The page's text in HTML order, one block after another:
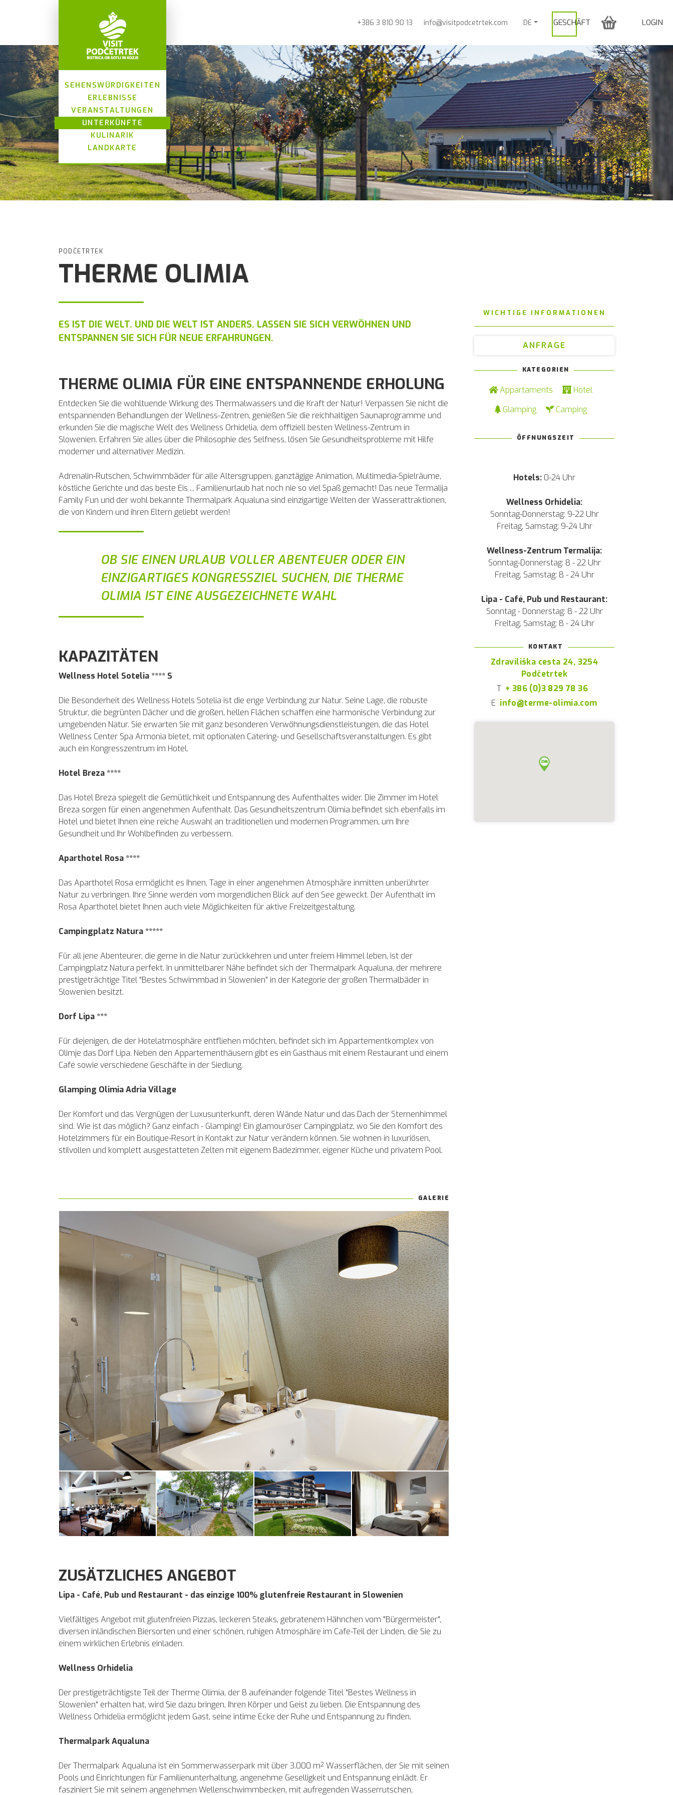
SEHENSWÜRDIGKEITEN
ERLEBNISSE
VERANSTALTUNGEN
UNTERKÜNFTE
KULINARIK
LANDKARTE
GESCHÄFT LOGIN
+386 3 810 90 13 info@visitpodcetrtek.com DE
PODČETRTEK
THERME OLIMIA
ES IST DIE WELT. UND DIE WELT IST ANDERS. LASSEN SIE SICH VERWÖHNEN UND
ENTSPANNEN SIE SICH FÜR NEUE ERFAHRUNGEN.
THERME OLIMIA FÜR EINE ENTSPANNENDE ERHOLUNG
Entdecken Sie die wohltuende Wirkung des Thermalwassers und die Kraft der Natur! Verpassen Sie nicht die
entspannenden Behandlungen der Wellness-Zentren, genießen Sie die reichhaltigen Saunaprogramme und
erkunden Sie die magische Welt des Wellness Orhidelia, dem offiziell besten Wellness-Zentrum in
Slowenien. Erfahren Sie alles über die Philosophie des Selfness, lösen Sie Gesundheitsprobleme mit Hilfe
moderner und alternativer Medizin.
Adrenalin-Rutschen, Schwimmbäder für alle Altersgruppen, ganztägige Animation, Multimedia-Spielräume,
köstliche Gerichte und das beste Eis ... Familienurlaub hat noch nie so viel Spaß gemacht! Das neue Termalija
Family Fun und der wohl bekannte Thermalpark Aqualuna sind einzigartige Welten der Wasserattraktionen,
die von Kindern und ihren Eltern geliebt werden!
OB SIE EINEN URLAUB VOLLER ABENTEUER ODER EIN
EINZIGARTIGES KONGRESSZIEL SUCHEN, DIE THERME
OLIMIA IST EINE AUSGEZEICHNETE WAHL
KAPAZITÄTEN
Wellness Hotel Sotelia **** S
Die Besonderheit des Wellness Hotels Sotelia ist die enge Verbindung zur Natur. Seine Lage, die robuste
Struktur, die begrünten Dächer und die großen, hellen Flächen schaffen eine harmonische Verbindung zur
umgebenden Natur. Sie erwarten Sie mit ganz besonderen Verwöhnungsdienstleistungen, die das Hotel
Wellness Center Spa Armonia bietet, mit optionalen Catering- und Gesellschaftsveranstaltungen. Es gibt
auch ein Kongresszentrum im Hotel.
Hotel Breza ****
Das Hotel Breza spiegelt die Gemütlichkeit und Entspannung des Aufenthaltes wider. Die Zimmer im Hotel
Breza sorgen für einen angenehmen Aufenthalt. Das Gesundheitszentrum Olimia befindet sich ebenfalls im
Hotel und bietet Ihnen eine reiche Auswahl an traditionellen und modernen Programmen, um Ihre
Gesundheit und Ihr Wohlbefinden zu verbessern.
Aparthotel Rosa ****
Das Aparthotel Rosa ermöglicht es Ihnen, Tage in einer angenehmen Atmosphäre inmitten unberührter
Natur zu verbringen. Ihre Sinne werden vom morgendlichen Blick auf den See geweckt. Der Aufenthalt im
Rosa Aparthotel bietet Ihnen auch viele Möglichkeiten für aktive Freizeitgestaltung.
Campingplatz Natura *****
Für all jene Abenteurer, die gerne in die Natur zurückkehren und unter freiem Himmel leben, ist der
Campingplatz Natura perfekt. In unmittelbarer Nähe befindet sich der Thermalpark Aqualuna, der mehrere
prestigeträchtige Titel "Bestes Schwimmbad in Slowenien" in der Kategorie der großen Thermalbäder in
Slowenien besitzt.
Dorf Lipa ***
Für diejenigen, die der Hotelatmosphäre entfliehen möchten, befindet sich im Appartementkomplex von
Olimje das Dorf Lipa. Neben den Appartementhäusern gibt es ein Gasthaus mit einem Restaurant und einem
Café sowie verschiedene Geschäfte in der Siedlung.
Glamping Olimia Adria Village
Der Komfort und das Vergnügen der Luxusunterkunft, deren Wände Natur und das Dach der Sternenhimmel
sind. Wie ist das möglich? Ganz einfach - Glamping! Ein glamouröser Campingplatz, wo Sie den Komfort des
Hotelzimmers für ein Boutique-Resort in Kontakt zur Natur verändern können. Sie wohnen in luxuriösen,
stilvollen und komplett ausgestatteten Zelten mit eigenem Badezimmer, eigener Küche und privatem Pool.
GALERIE
ZUSÄTZLICHES ANGEBOT
Lipa - Café, Pub und Restaurant - das einzige 100% glutenfreie Restaurant in Slowenien
Vielfältiges Angebot mit glutenfreien Pizzas, leckeren Steaks, gebratenem Hähnchen vom "Bürgermeister",
diversen inländischen Biersorten und einer schönen, ruhigen Atmosphäre im Cafe-Teil der Linden, die Sie zu
einem wirklichen Erlebnis einladen.
Wellness Orhidelia
Der prestigeträchtigste Teil der Therme Olimia, der 8 aufeinander folgende Titel "Bestes Wellness in
Slowenien" erhalten hat, wird Sie dazu bringen, Ihren Körper und Geist zu lieben. Die Entspannung des
Wellness Orhidelia ermöglicht jedem Gast, seine intime Ecke der Ruhe und Entspannung zu finden.
Thermalpark Aqualuna
Der Thermalpark Aqualuna ist ein Sommerwasserpark mit über 3.000 m² Wasserflächen, der Sie mit seinen
Pools und Einrichtungen für Familienunterhaltung, angenehme Geselligkeit und Entspannung einlädt. Er
fasziniert Sie mit seinem angenehmen Wellenschwimmbecken, mit aufregenden Wasserrutschen,
WICHTIGE INFORMATIONEN
ANFRAGE
KATEGORIEN
Appartaments
Hotel
Glamping
Camping
ÖFFNUNGSZEIT
Hotels: 0-24 Uhr
Wellness Orhidelia:
Sonntag-Donnerstag: 9-22 Uhr
Freitag, Samstag: 9-24 Uhr
Wellness-Zentrum Termalija:
Sonntag-Donnerstag: 8 - 22 Uhr
Freitag, Samstag: 8 - 24 Uhr
Lipa - Café, Pub und Restaurant:
Sonntag - Donnerstag: 8 - 22 Uhr
Freitag, Samstag: 8 - 24 Uhr
KONTAKT
Zdraviliška cesta 24, 3254
Podčetrtek
T + 386 (0)3 829 78 36
E info@terme-olimia.com